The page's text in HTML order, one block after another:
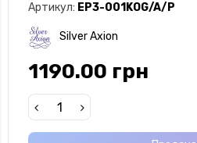
Артикул: EP3-001KOG/A/P
Silver Axion
1190.00 грн